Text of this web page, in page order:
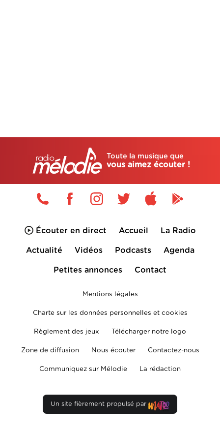
Toute la musique que
vous aimez écouter !
Écouter en direct Accueil La Radio
Actualité Vidéos Podcasts Agenda
Petites annonces Contact
Mentions légales
Charte sur les données personnelles et cookies
Règlement des jeux Télécharger notre logo
Zone de diffusion Nous écouter Contactez-nous
Communiquez sur Mélodie La rédaction
Un site fièrement propulsé par